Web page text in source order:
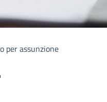
per assunzione